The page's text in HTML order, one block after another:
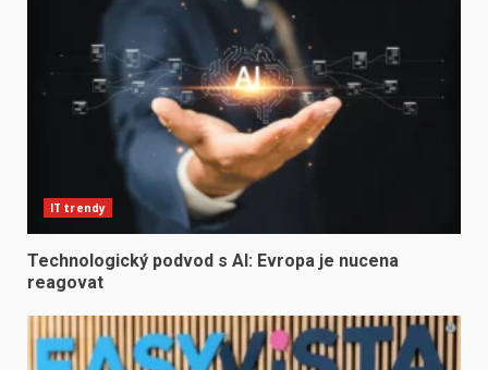
IT trendy
Technologický podvod s AI: Evropa je nucena
reagovat